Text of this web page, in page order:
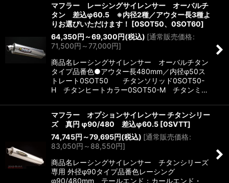
マフラー レーシングサイレンサー オーバルチ
タン 差込φ60.5 ※内径2種／アウター長3種よ
りお選びいただけます！ [0SOT50、0SOT60]
64,350円 ～69,300円(税込) [通常販売価格:
71,500円 ～77,000円]
商品名レーシングサイレンサー オーバルチタン
タイプ品番色●アウター長480mm／内径φ50ス
トレート0SOT50 チタンソリッド0SOT50-
H チタンヒートカラー0SOT50-M チタンミ…
マフラー オプションサイレンサー チタンシリー
ズ 真円 φ90/480 差込φ60.5 [0SVTT]
74,745円 ～79,695円(税込) [通常販売価格:
83,050円 ～88,550円]
商品名レーシングサイレンサー チタンシリーズ
専用 外径φ90タイプ品番色レーシング
φ90/480mm テールエンド：カールエンド・